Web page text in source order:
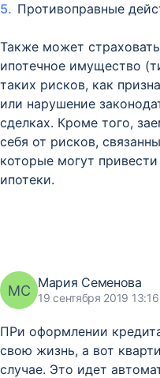
Противоправные
Также может
ипотечное имущество
таких рисков, как
или нарушение
сделках. Кроме того,
себя от рисков,
которые могут
ипотеки.
МС Мария Семенова
19 сентября 2019 13:16
ПРи оформлении
свою жизнь, а вот
случае. Это идет